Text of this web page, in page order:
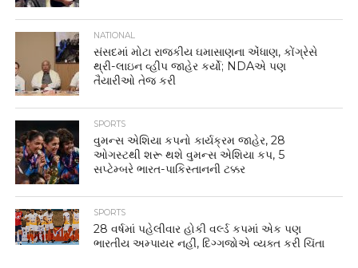
NATIONAL
સંસદમાં મોટા રાજકીય ઘમાસાણના એંધાણ, કોંગ્રેસે
થ્રી-લાઇન વ્હીપ જાહેર કર્યો; NDAએ પણ
તૈયારીઓ તેજ કરી
SPORTS
વુમન્સ એશિયા કપનો કાર્યક્રમ જાહેર, 28
ઓગસ્ટથી શરૂ થશે વુમન્સ એશિયા કપ, 5
સપ્ટેમ્બરે ભારત-પાકિસ્તાનની ટક્કર
SPORTS
28 વર્ષમાં પહેલીવાર હોકી વર્લ્ડ કપમાં એક પણ
ભારતીય અમ્પાયર નહીં, દિગ્ગજોએ વ્યક્ત કરી ચિંતા